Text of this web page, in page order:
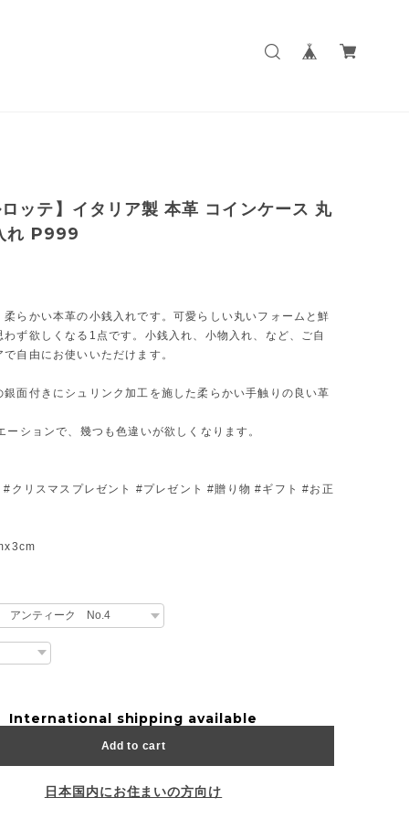
ッテ】イタリア製 本革 コインケース 丸
れ P999
らかい本革の小銭入れです。可愛らしい丸いフォームと鮮
わず欲しくなる1点です。小銭入れ、小物入れ、など、ご自
自由にお使いいただけます。
銀面付きにシュリンク加工を施した柔らかい手触りの良い革
ーションで、幾つも色違いが欲しくなります。
#クリスマスプレゼント #プレゼント #贈り物 #ギフト #お正
International shipping available
Add to cart
日本国内にお住まいの方向け